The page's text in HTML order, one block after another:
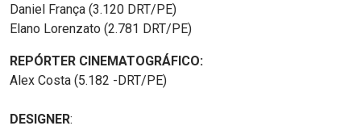
Daniel França (3.120 DRT/PE)
Elano Lorenzato (2.781 DRT/PE)
REPÓRTER CINEMATOGRÁFICO:
Alex Costa (5.182 -DRT/PE)
DESIGNER: